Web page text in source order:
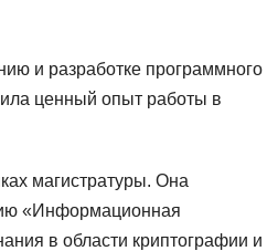
и разработке программного
ценный опыт работы в
магистратуры. Она
«Информационная
в области криптографии и